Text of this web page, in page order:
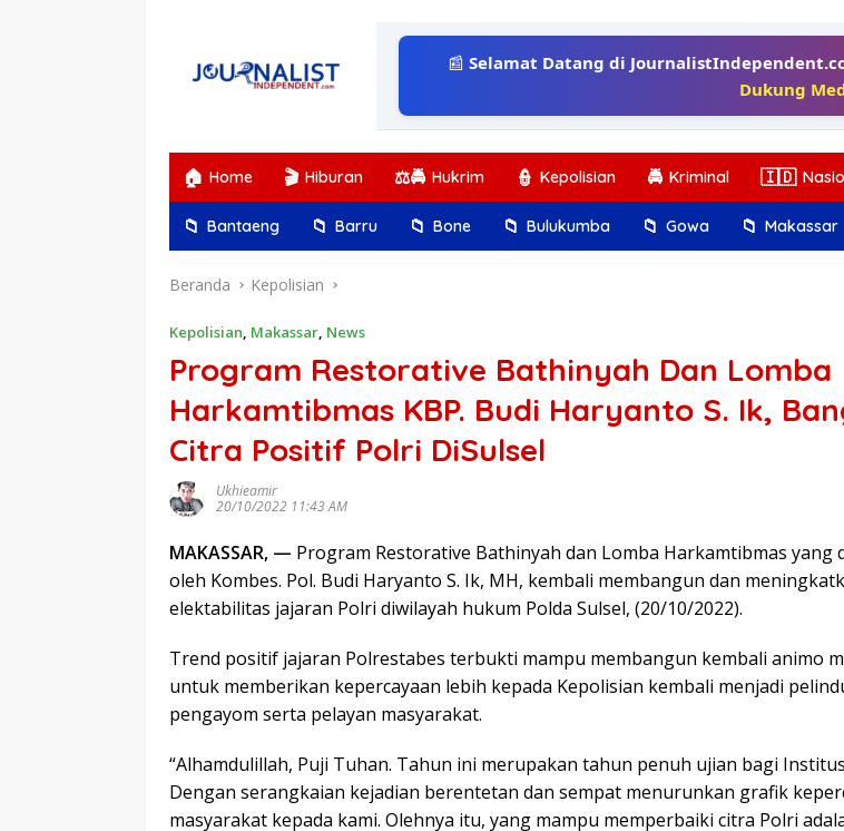
📰Selamat Datang di
Dukung
🏠 Home 🎬 Hiburan ⚖️🚔 Hukrim 👮 Kepolisian 🚔 Kriminal 🇮🇩
📁 Bantaeng 📁 Barru 📁 Bone 📁 Bulukumba 📁 Gowa 📁 Makassar
Beranda Kepolisian
Kepolisian, Makassar, News
Program Restorative Bathinyah Dan Lomba
Harkamtibmas KBP. Budi Haryanto S. Ik,
Citra Positif Polri DiSulsel
Ukhieamir
20/10/2022 11:43 AM
MAKASSAR, — Program Restorative Bathinyah dan Lomba Harkamtibmas yang
oleh Kombes. Pol. Budi Haryanto S. Ik, MH, kembali membangun dan
elektabilitas jajaran Polri diwilayah hukum Polda Sulsel, (20/10/2022).
Trend positif jajaran Polrestabes terbukti mampu membangun kembali animo
untuk memberikan kepercayaan lebih kepada Kepolisian kembali menjadi
pengayom serta pelayan masyarakat.
“Alhamdulillah, Puji Tuhan. Tahun ini merupakan tahun penuh ujian bagi
Dengan serangkaian kejadian berentetan dan sempat menurunkan grafik
masyarakat kepada kami. Olehnya itu, yang mampu memperbaiki citra Polri